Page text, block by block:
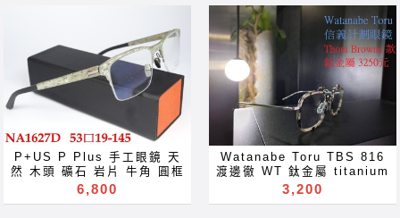
accessories משקפיים
accessories משקפיים
frames spectacles
glasses Rx prescription
for near far sighted
reading glass blue light
ray block lenses filter
eyeglasses Акуляры
Kacamata Gafas Des
lunettes نظارات очки
Brýle Mga Salamin
occhiali Gläser szemüveg
Окуляри bril Kính
glasögon Gelas चश्मा めが
光 全視線 變色鏡片 全视线
变色镜片 optical frames
spectacles glasses Rx
prescription for near far
sighted reading glass
blue light ray block
lenses filter eyeglasses
Акуляры Kacamata Gafas
Des lunettes نظارات очки
Brýle Mga Salamin
occhiali Gläser szemüveg
Окуляри bril Kính
glasögon Gelas चश्मा めが
ね 안경 Okulary specula
P+US P Plus 手工眼鏡 天
然 木頭 礦石 岩片 牛角 圓框
方框 眼鏡 可配 近視 老花 多
焦點 鏡片 近视 眼镜 抗藍光
6,800
Watanabe Toru TBS 816
渡邊徹 WT 鈦金屬 titanium
眼鏡 方框 not Thom
Browne TBX816 眼鏡 可配
3,200